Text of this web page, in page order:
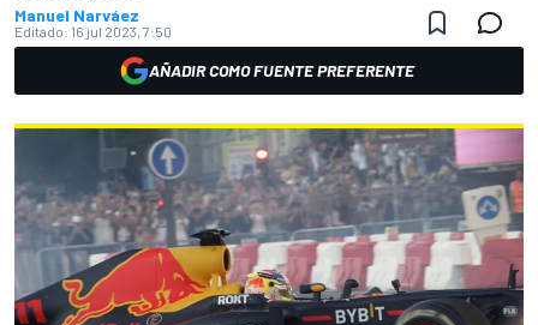
Manuel Narváez
Editado: 16 jul 2023, 7:50
AÑADIR COMO FUENTE PREFERENTE